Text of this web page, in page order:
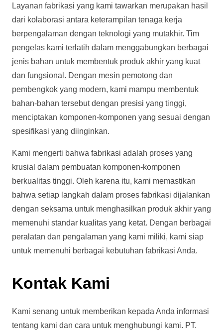
Layanan fabrikasi yang kami tawarkan merupakan hasil
dari kolaborasi antara keterampilan tenaga kerja
berpengalaman dengan teknologi yang mutakhir. Tim
pengelas kami terlatih dalam menggabungkan berbagai
jenis bahan untuk membentuk produk akhir yang kuat
dan fungsional. Dengan mesin pemotong dan
pembengkok yang modern, kami mampu membentuk
bahan-bahan tersebut dengan presisi yang tinggi,
menciptakan komponen-komponen yang sesuai dengan
spesifikasi yang diinginkan.
Kami mengerti bahwa fabrikasi adalah proses yang
krusial dalam pembuatan komponen-komponen
berkualitas tinggi. Oleh karena itu, kami memastikan
bahwa setiap langkah dalam proses fabrikasi dijalankan
dengan seksama untuk menghasilkan produk akhir yang
memenuhi standar kualitas yang ketat. Dengan berbagai
peralatan dan pengalaman yang kami miliki, kami siap
untuk memenuhi berbagai kebutuhan fabrikasi Anda.
Kontak Kami
Kami senang untuk memberikan kepada Anda informasi
tentang kami dan cara untuk menghubungi kami. PT.